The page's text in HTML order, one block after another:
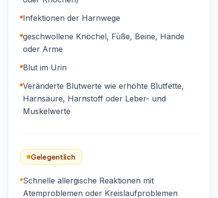
Infektionen der Harnwege
geschwollene Knöchel, Füße, Beine, Hände
oder Arme
Blut im Urin
Veränderte Blutwerte wie erhöhte Blutfette,
Harnsäure, Harnstoff oder Leber- und
Muskelwerte
Gelegentlich
Schnelle allergische Reaktionen mit
Atemproblemen oder Kreislaufproblemen